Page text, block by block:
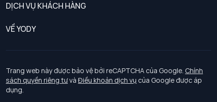
DỊCH VỤ KHÁCH HÀNG
Chính sách khách hàng thân thiết
Chính sách bảo vệ dữ liệu cá nhân
Chính sách thanh toán, giao nhận
VỀ YODY
Tuyển dụng
Trang web này được bảo vệ bởi reCAPTCHA của Google. Chính
sách quyền riêng tưvà Điều khoản dịch vụ của Google được áp
dụng.